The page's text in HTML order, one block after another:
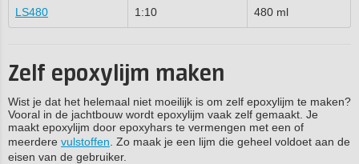
LS480 1:10 480 ml
Zelf epoxylijm maken
Wist je dat het helemaal niet moeilijk is om zelf epoxylijm te maken?
Vooral in de jachtbouw wordt epoxylijm vaak zelf gemaakt. Je
maakt epoxylijm door epoxyhars te vermengen met een of
meerdere vulstoffen . Zo maak je een lijm die geheel voldoet aan de
eisen van de gebruiker.